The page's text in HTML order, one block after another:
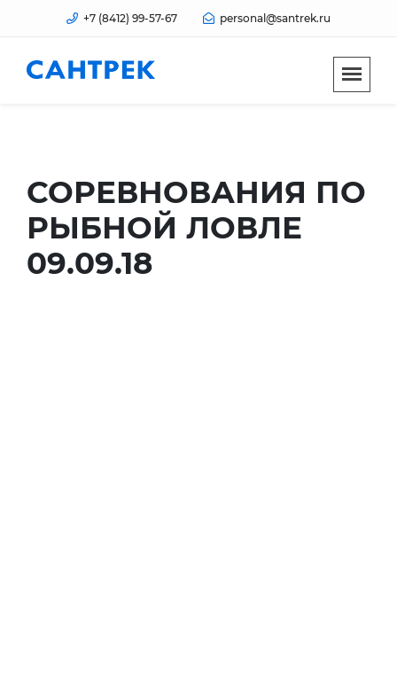
+7 (8412) 99-57-67 personal@santrek.ru
СОРЕВНОВАНИЯ ПО
РЫБНОЙ ЛОВЛЕ
09.09.18